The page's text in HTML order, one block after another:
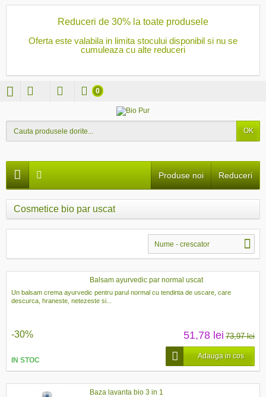
Reduceri de 30% la toate produsele
Oferta este valabila in limita stocului disponibil si nu se
cumuleaza cu alte reduceri
OK
0
Reduceri
Produse noi
Cosmetice bio par uscat
Nume - crescator
Balsam ayurvedic par normal uscat
Un balsam crema ayurvedic pentru parul normal cu tendinta de uscare, care
descurca, hraneste, netezeste si...
-30% 51,78 lei 73,97 lei
IN STOC
Adauga in cos
Baza lavanta bio 3 in 1